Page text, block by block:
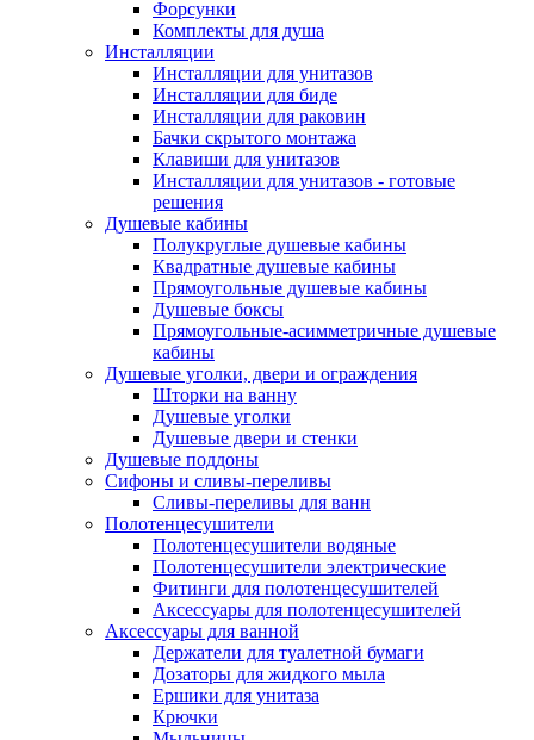
Форсунки
Комплекты для душа
Инсталляции
Инсталляции для унитазов
Инсталляции для биде
Инсталляции для раковин
Бачки скрытого монтажа
Клавиши для унитазов
Инсталляции для унитазов - готовые
решения
Душевые кабины
Полукруглые душевые кабины
Квадратные душевые кабины
Прямоугольные душевые кабины
Душевые боксы
Прямоугольные-асимметричные душевые
кабины
Душевые уголки, двери и ограждения
Шторки на ванну
Душевые уголки
Душевые двери и стенки
Душевые поддоны
Сифоны и сливы-переливы
Сливы-переливы для ванн
Полотенцесушители
Полотенцесушители водяные
Полотенцесушители электрические
Фитинги для полотенцесушителей
Аксессуары для полотенцесушителей
Аксессуары для ванной
Держатели для туалетной бумаги
Дозаторы для жидкого мыла
Ершики для унитаза
Крючки